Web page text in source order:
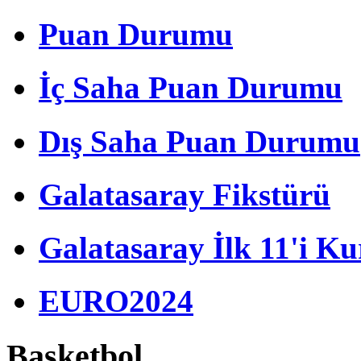
Puan Durumu
İç Saha Puan Durumu
Dış Saha Puan Durumu
Galatasaray Fikstürü
Galatasaray İlk 11'i
EURO2024